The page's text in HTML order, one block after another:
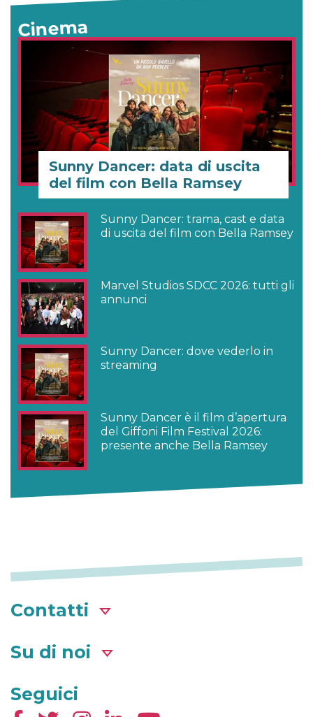
Cinema
Sunny Dancer: data di uscita
del film con Bella Ramsey
Sunny Dancer: trama, cast e data
di uscita del film con Bella Ramsey
Marvel Studios SDCC 2026: tutti gli
annunci
Sunny Dancer: dove vederlo in
streaming
Sunny Dancer è il film d’apertura
del Giffoni Film Festival 2026:
presente anche Bella Ramsey
Contatti
Su di noi
Seguici